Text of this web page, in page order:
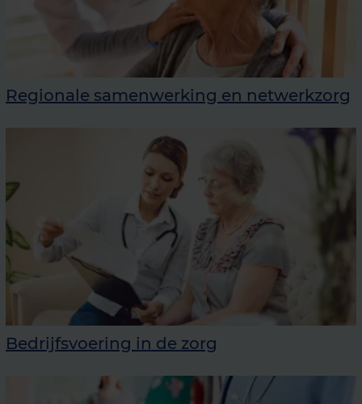
Regionale samenwerking en netwerkzorg
Bedrijfsvoering in de zorg